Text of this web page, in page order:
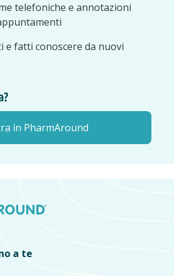
telefoniche e annotazioni
e fatti conoscere da nuovi
in PharmAround
a te